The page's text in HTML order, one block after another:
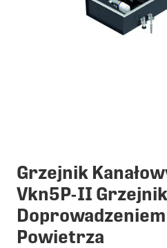
Grzejnik
Vkn5P-II Grzejnik
Powietrza